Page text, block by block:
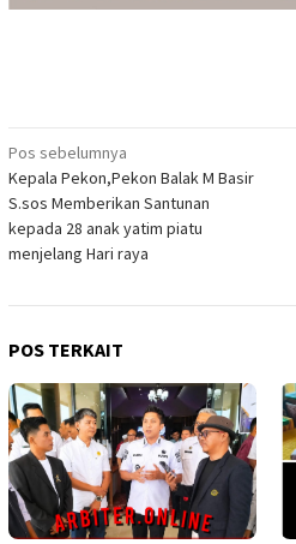
Navigasi
pos
Pos sebelumnya
Kepala Pekon,Pekon Balak M Basir
S.sos Memberikan Santunan
kepada 28 anak yatim piatu
menjelang Hari raya
POS TERKAIT